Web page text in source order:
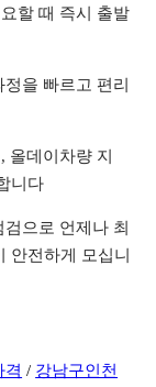
할 때 즉시 출발
을 빠르고 편리
올데이차량 지
니다
으로 언제나 최
안전하게 모십니
격 / 강남구인천